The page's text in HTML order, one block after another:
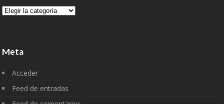
Categorías
Meta
Acceder
Feed de entradas